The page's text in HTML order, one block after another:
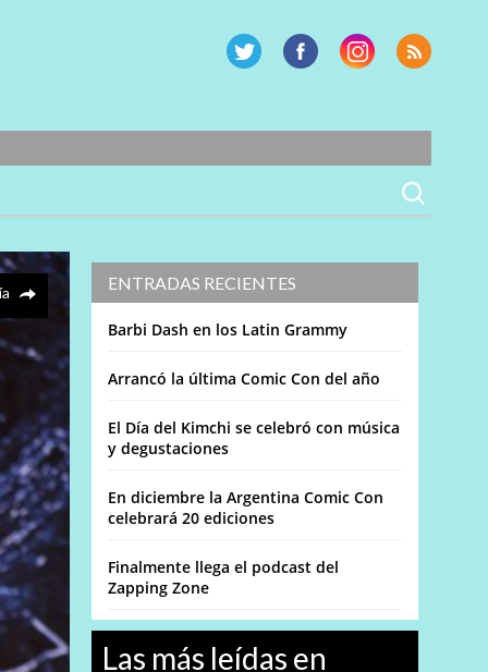
ENTRADAS RECIENTES
Barbi Dash en los Latin Grammy
Arrancó la última Comic Con del año
El Día del Kimchi se celebró con música
y degustaciones
En diciembre la Argentina Comic Con
celebrará 20 ediciones
Finalmente llega el podcast del
Zapping Zone
Las más leídas en